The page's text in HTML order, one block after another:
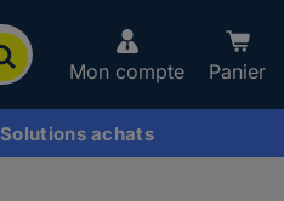
Mon compte Panier
Solutions achats